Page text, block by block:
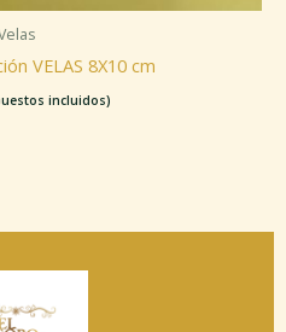
VELAS 8X10 cm
incluidos)